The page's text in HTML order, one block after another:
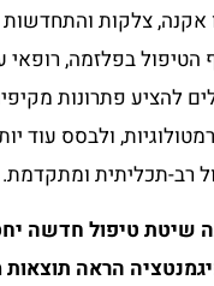
צלקות והתחדשות
בפלזמה, רופאי
להציע פתרונות
ולבסס עוד
רב-תכליתית ומתקדמת.
שיטת טיפול חדשה
הראה תוצאות